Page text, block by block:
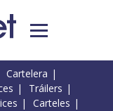
Cartelera
Tráilers
Carteles